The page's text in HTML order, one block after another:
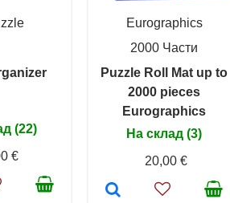
(22)
€
Eurographics
2000 Части
Puzzle Roll Mat up to
2000 pieces
Eurographics
На склад (3)
20,00 €